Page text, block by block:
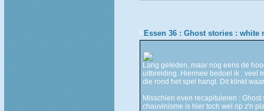
Essen 36 : Ghost stories : white
Lang geleden, maar nog eens de
uitbreiding. Hiermee bedoel ik : veel
die rond het spel hangt. Dit klinkt
Misschien even recapituleren :
chauvinisme is hier toch wel op z'n